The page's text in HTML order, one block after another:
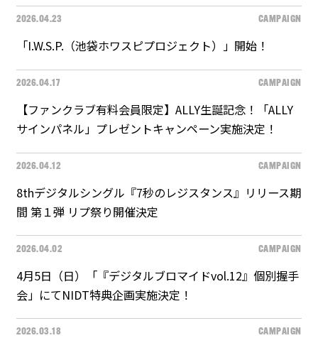
2026.04.23
「I.W.S.P.（池袋ホワスピプロジェクト）」開始！
CAMPAIGN
2026.04.17
【ファンクラブ有料会員限定】ALLY生誕記念！「ALLY
サインパネル」プレゼントキャンペーン実施決定！
CAMPAIGN
2026.04.12
8thデジタルシングル『7秒のレジスタンス』リリース期
間 第１弾 リプ祭り開催決定
CAMPAIGN
2026.04.02
4月5日（日）「『デジタルブロマイドvol.12』個別握手
会」にてNIDT特典企画実施決定！
CAMPAIGN
2026.03.18 CAMPAIGN